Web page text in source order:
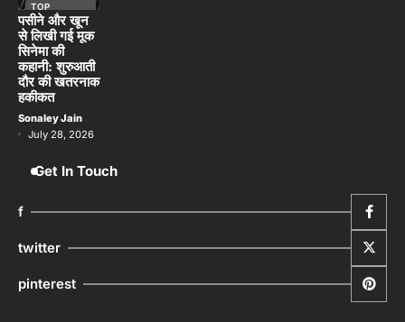
TOP
STORIES
पसीने और खून
से लिखी गई मूक
सिनेमा की
कहानी: शुरुआती
दौर की खतरनाक
हकीकत
Sonaley Jain
July 28, 2026
Get In Touch
f
twitter
pinterest